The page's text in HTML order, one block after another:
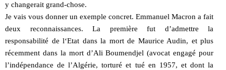
y changerait grand-chose.
Je vais vous donner un exemple concret. Emmanuel Macron a fait
deux reconnaissances. La première fut d’admettre la
responsabilité de l‘Etat dans la mort de Maurice Audin, et plus
récemment dans la mort d’Ali Boumendjel (avocat engagé pour
l’indépendance de l’Algérie, torturé et tué en 1957, et dont la